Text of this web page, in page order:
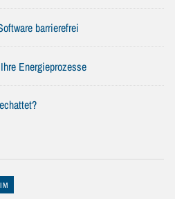
barrierefrei
Energieprozesse